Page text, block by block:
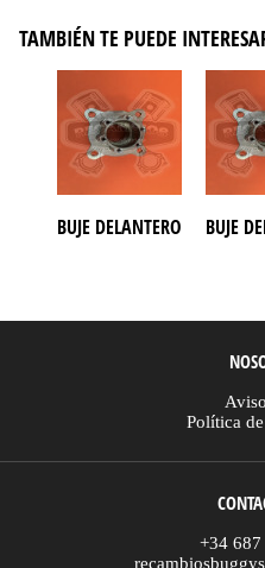
TAMBIÉN TE PUEDE
BUJE DELANTERO AZEL 150
BUJE
Política
+34